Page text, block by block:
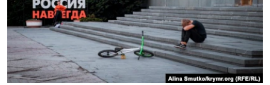
ПОБЕДИТЕЛЕЙ НЕ СУДЯТ?
КРЫМ.НЕПОКОРЕННЫЙ
ELIFBE
УКРАИНСКАЯ ПРОБЛЕМА КРЫМА
ПРИСОЕДИНЯЙТЕСЬ!